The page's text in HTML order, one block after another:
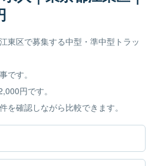
東区で募集する中型・準中型トラッ
です。
円です。
を確認しながら比較できます。